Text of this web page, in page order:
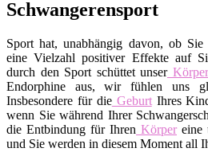
Schwangerensport
Sport hat, unabhängig davon, ob
eine Vielzahl positiver Effekte auf
durch den Sport schüttet unserKörper
Endorphine aus, wir fühlen uns
Insbesondere für dieGeburtIhres
wenn Sie während Ihrer
die Entbindung für Ihren Körpereine
und Sie werden in diesem Moment all